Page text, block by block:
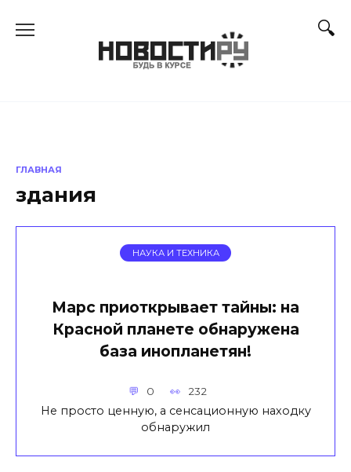
ГЛАВНАЯ
здания
НАУКА И ТЕХНИКА
Марс приоткрывает тайны: на
Красной планете обнаружена
база инопланетян!
0 232
Не просто ценную, а сенсационную находку
обнаружил